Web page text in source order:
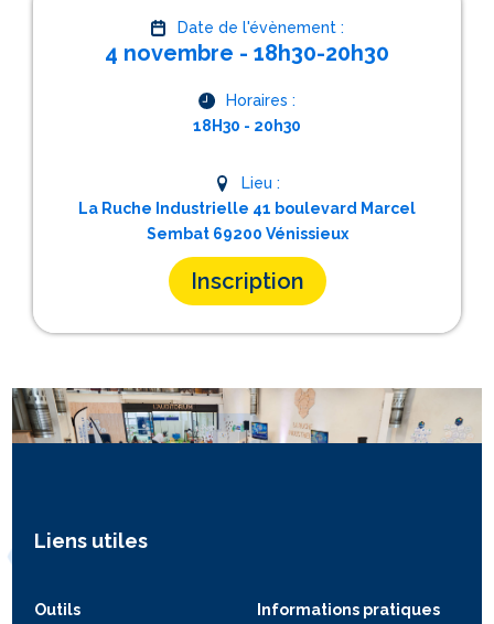
Date de l'évènement :
4 novembre - 18h30-20h30
Horaires :
18H30 - 20h30
Lieu :
La Ruche Industrielle 41 boulevard Marcel
Sembat 69200 Vénissieux
Inscription
Liens utiles
Outils
Informations pratiques